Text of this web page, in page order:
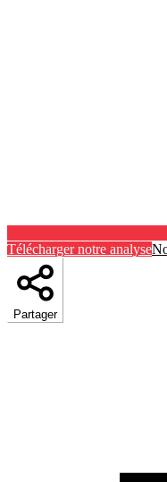
Télécharger notre analyse
Partager